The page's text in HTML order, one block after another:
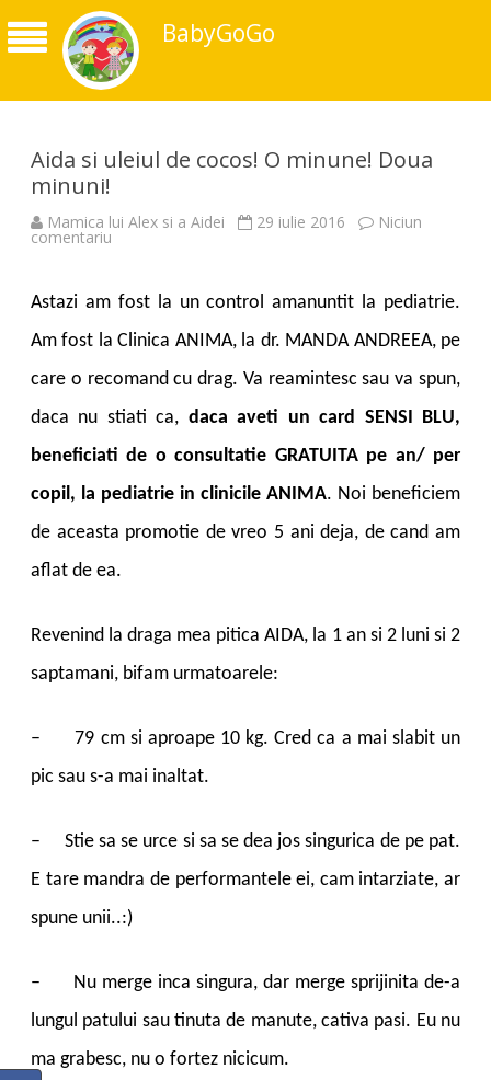
BabyGoGo
Aida si uleiul de cocos! O minune! Doua
minuni!
Mamica lui Alex si a Aidei 29 iulie 2016 Niciun
comentariu
de
cocos!
O
minune!
minuni!
Astazi am fost la un control amanuntit la pediatrie.
Am fost la Clinica ANIMA, la dr. MANDA ANDREEA, pe
care o recomand cu drag. Va reamintesc sau va spun,
daca nu stiati ca, daca aveti un card SENSI BLU,
beneficiati de o consultatie GRATUITA pe an/ per
copil, la pediatrie in clinicile ANIMA. Noi beneficiem
de aceasta promotie de vreo 5 ani deja, de cand am
aflat de ea.
Revenind la draga mea pitica AIDA, la 1 an si 2 luni si 2
saptamani, bifam urmatoarele:
–
79 cm si aproape 10 kg. Cred ca a mai slabit un
pic sau s-a mai inaltat.
–
Stie sa se urce si sa se dea jos singurica de pe pat.
E tare mandra de performantele ei, cam intarziate, ar
spune unii..:)
–
Nu merge inca singura, dar merge sprijinita de-a
lungul patului sau tinuta de manute, cativa pasi. Eu nu
ma grabesc, nu o fortez nicicum.